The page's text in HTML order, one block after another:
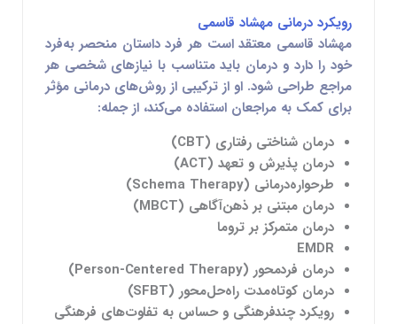
رویکرد درمانی مهشاد قاسمی
مهشاد قاسمی معتقد است هر فرد داستان منحصر به‌فرد
خود را دارد و درمان باید متناسب با نیازهای شخصی هر
مراجع طراحی شود. او از ترکیبی از روش‌های درمانی مؤثر
برای کمک به مراجعان استفاده می‌کند، از جمله:
درمان شناختی رفتاری (CBT)
درمان پذیرش و تعهد (ACT)
طرحواره‌درمانی (Schema Therapy)
درمان مبتنی بر ذهن‌آگاهی (MBCT)
درمان متمرکز بر تروما
EMDR
درمان فردمحور (Person-Centered Therapy)
درمان کوتاه‌مدت راه‌حل‌محور (SFBT)
رویکرد چندفرهنگی و حساس به تفاوت‌های فرهنگی